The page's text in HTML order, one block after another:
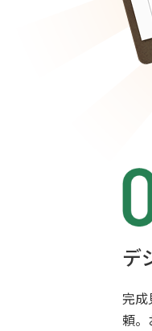
デ
完
頼